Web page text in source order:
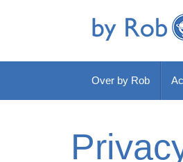
Over by Rob